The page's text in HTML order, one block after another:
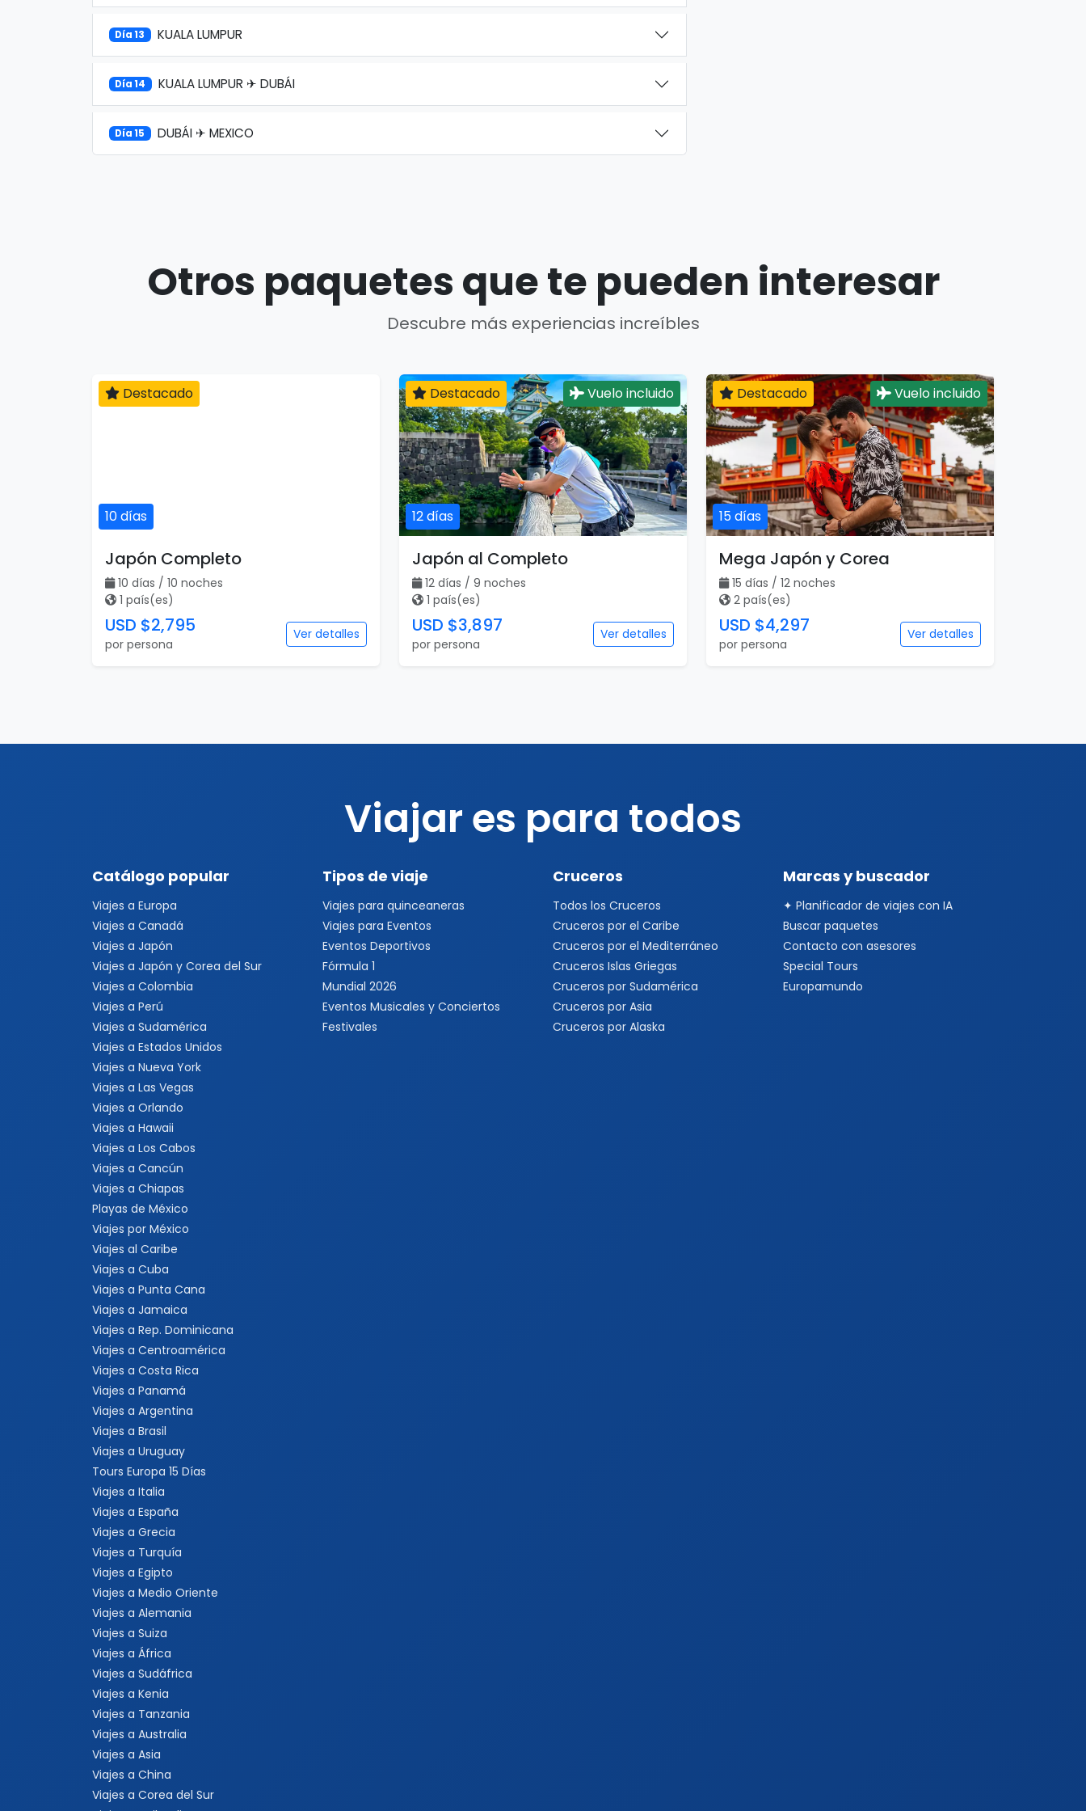
Día 13 KUALA LUMPUR
Día 14 KUALA LUMPUR ✈ DUBÁI
Día 15 DUBÁI ✈ MEXICO
Otros paquetes que te pueden interesar
Descubre más experiencias increíbles
10 días
Destacado
Japón Completo
10 días / 10 noches
1 país(es)
USD $2,795
por persona
Ver detalles
12 días
Destacado Vuelo incluido
Japón al Completo
12 días / 9 noches
1 país(es)
USD $3,897
por persona
Ver detalles
15 días
Destacado Vuelo incluido
Mega Japón y Corea
15 días / 12 noches
2 país(es)
USD $4,297
por persona
Ver detalles
Viajar es para todos
Catálogo popular
Viajes a Europa
Viajes a Canadá
Viajes a Japón
Viajes a Japón y Corea del Sur
Viajes a Colombia
Viajes a Perú
Viajes a Sudamérica
Viajes a Estados Unidos
Viajes a Nueva York
Viajes a Las Vegas
Viajes a Orlando
Viajes a Hawaii
Viajes a Los Cabos
Viajes a Cancún
Viajes a Chiapas
Playas de México
Viajes por México
Viajes al Caribe
Viajes a Cuba
Viajes a Punta Cana
Viajes a Jamaica
Viajes a Rep. Dominicana
Viajes a Centroamérica
Viajes a Costa Rica
Viajes a Panamá
Viajes a Argentina
Viajes a Brasil
Viajes a Uruguay
Tours Europa 15 Días
Viajes a Italia
Viajes a España
Viajes a Grecia
Viajes a Turquía
Viajes a Egipto
Viajes a Medio Oriente
Viajes a Alemania
Viajes a Suiza
Viajes a África
Viajes a Sudáfrica
Viajes a Kenia
Viajes a Tanzania
Viajes a Australia
Viajes a Asia
Viajes a China
Viajes a Corea del Sur
Tipos de viaje
Viajes para quinceaneras
Viajes para Eventos
Eventos Deportivos
Fórmula 1
Mundial 2026
Eventos Musicales y Conciertos
Festivales
Cruceros
Todos los Cruceros
Cruceros por el Caribe
Cruceros por el Mediterráneo
Cruceros Islas Griegas
Cruceros por Sudamérica
Cruceros por Asia
Cruceros por Alaska
Marcas y buscador
✦ Planificador de viajes con IA
Buscar paquetes
Contacto con asesores
Special Tours
Europamundo